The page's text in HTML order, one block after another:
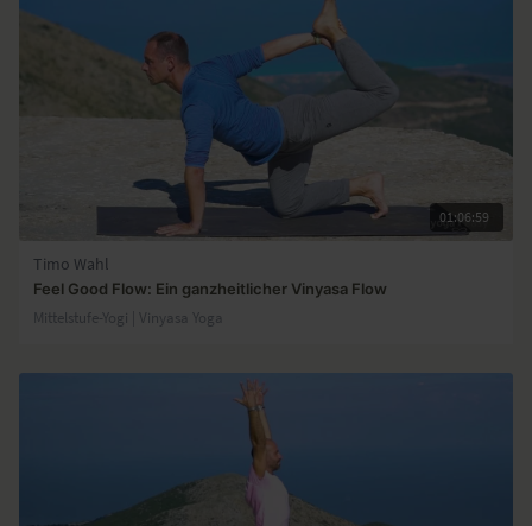
01:06:59
Timo Wahl
Feel Good Flow: Ein ganzheitlicher Vinyasa Flow
Mittelstufe-Yogi | Vinyasa Yoga